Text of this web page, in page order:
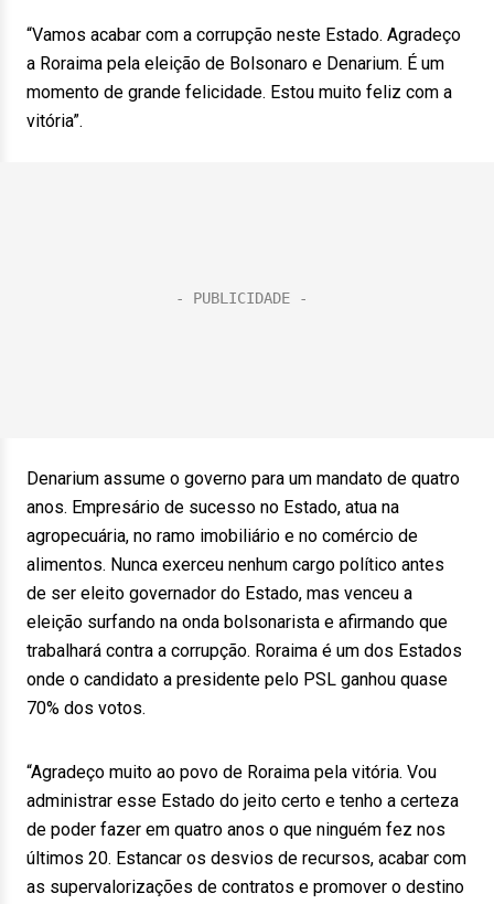
“Vamos acabar com a corrupção neste Estado. Agradeço
a Roraima pela eleição de Bolsonaro e Denarium. É um
momento de grande felicidade. Estou muito feliz com a
vitória”.
Denarium assume o governo para um mandato de quatro
anos. Empresário de sucesso no Estado, atua na
agropecuária, no ramo imobiliário e no comércio de
alimentos. Nunca exerceu nenhum cargo político antes
de ser eleito governador do Estado, mas venceu a
eleição surfando na onda bolsonarista e afirmando que
trabalhará contra a corrupção. Roraima é um dos Estados
onde o candidato a presidente pelo PSL ganhou quase
70% dos votos.
“Agradeço muito ao povo de Roraima pela vitória. Vou
administrar esse Estado do jeito certo e tenho a certeza
de poder fazer em quatro anos o que ninguém fez nos
últimos 20. Estancar os desvios de recursos, acabar com
as supervalorizações de contratos e promover o destino